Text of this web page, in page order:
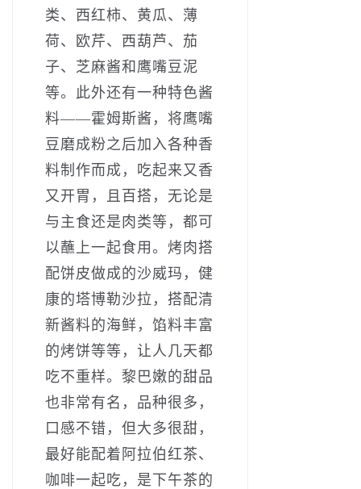
类、西红柿、黄瓜、薄
荷、欧芹、西葫芦、茄
子、芝麻酱和鹰嘴豆泥
等。此外还有一种特色酱
料——霍姆斯酱，将鹰嘴
豆磨成粉之后加入各种香
料制作而成，吃起来又香
又开胃，且百搭，无论是
与主食还是肉类等，都可
以蘸上一起食用。烤肉搭
配饼皮做成的沙威玛，健
康的塔博勒沙拉，搭配清
新酱料的海鲜，馅料丰富
的烤饼等等，让人几天都
吃不重样。黎巴嫩的甜品
也非常有名，品种很多，
口感不错，但大多很甜，
最好能配着阿拉伯红茶、
咖啡一起吃，是下午茶的